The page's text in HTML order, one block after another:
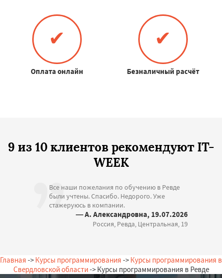
✔
Оплата онлайн
✔
Безналичный расчёт
9 из 10 клиентов рекомендуют IT-
WEEK
Все наши пожелания по обучению в Ревде
были учтены. Спасибо. Недорого. Уже
стажеруюсь в компании.
— А. Александровна, 19.07.2026
Россия, Ревда, Центральная, 19
Главная -> Курсы программирования -> Курсы программирования в
Свердловской области-> Курсы программирования в Ревде